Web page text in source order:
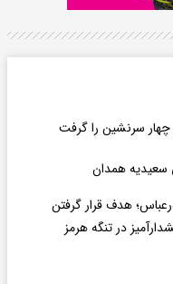
چهار سرنشین را گرفت
سعیدیه همدان
هدف قرار گرفتن
در تنگه هرمز